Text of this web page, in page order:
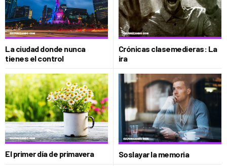
La ciudad donde nunca
tienes el control
Crónicas clasemedieras: La
ira
El primer día de primavera Soslayar la memoria